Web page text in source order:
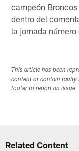
campeón
dentro del
la jornada número
This article has been
content or contain faulty
footer to report an issue.
Related Content